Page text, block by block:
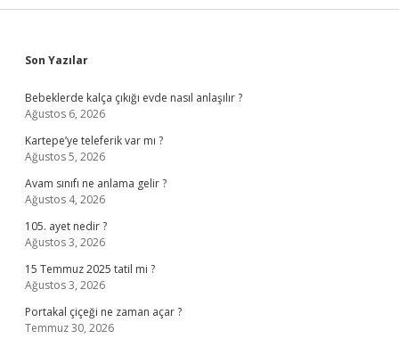
Sidebar
Son Yazılar
Bebeklerde kalça çıkığı evde nasıl anlaşılır ?
Ağustos 6, 2026
Kartepe’ye teleferik var mı ?
Ağustos 5, 2026
Avam sınıfı ne anlama gelir ?
Ağustos 4, 2026
105. ayet nedir ?
Ağustos 3, 2026
15 Temmuz 2025 tatil mi ?
Ağustos 3, 2026
Portakal çiçeği ne zaman açar ?
Temmuz 30, 2026